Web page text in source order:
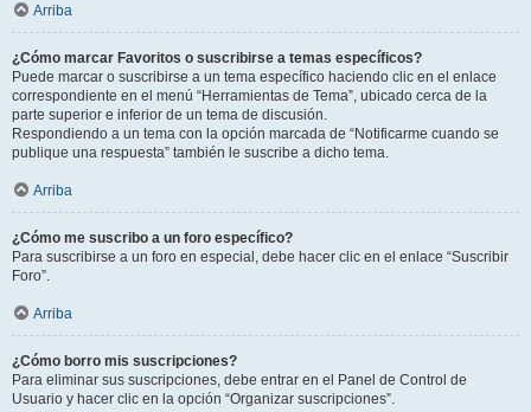
Arriba
¿Cómo marcar Favoritos o suscribirse a temas específicos?
Puede marcar o suscribirse a un tema específico haciendo clic en el enlace
correspondiente en el menú “Herramientas de Tema”, ubicado cerca de la
parte superior e inferior de un tema de discusión.
Respondiendo a un tema con la opción marcada de “Notificarme cuando se
publique una respuesta” también le suscribe a dicho tema.
Arriba
¿Cómo me suscribo a un foro específico?
Para suscribirse a un foro en especial, debe hacer clic en el enlace “Suscribir
Foro”.
Arriba
¿Cómo borro mis suscripciones?
Para eliminar sus suscripciones, debe entrar en el Panel de Control de
Usuario y hacer clic en la opción “Organizar suscripciones”.